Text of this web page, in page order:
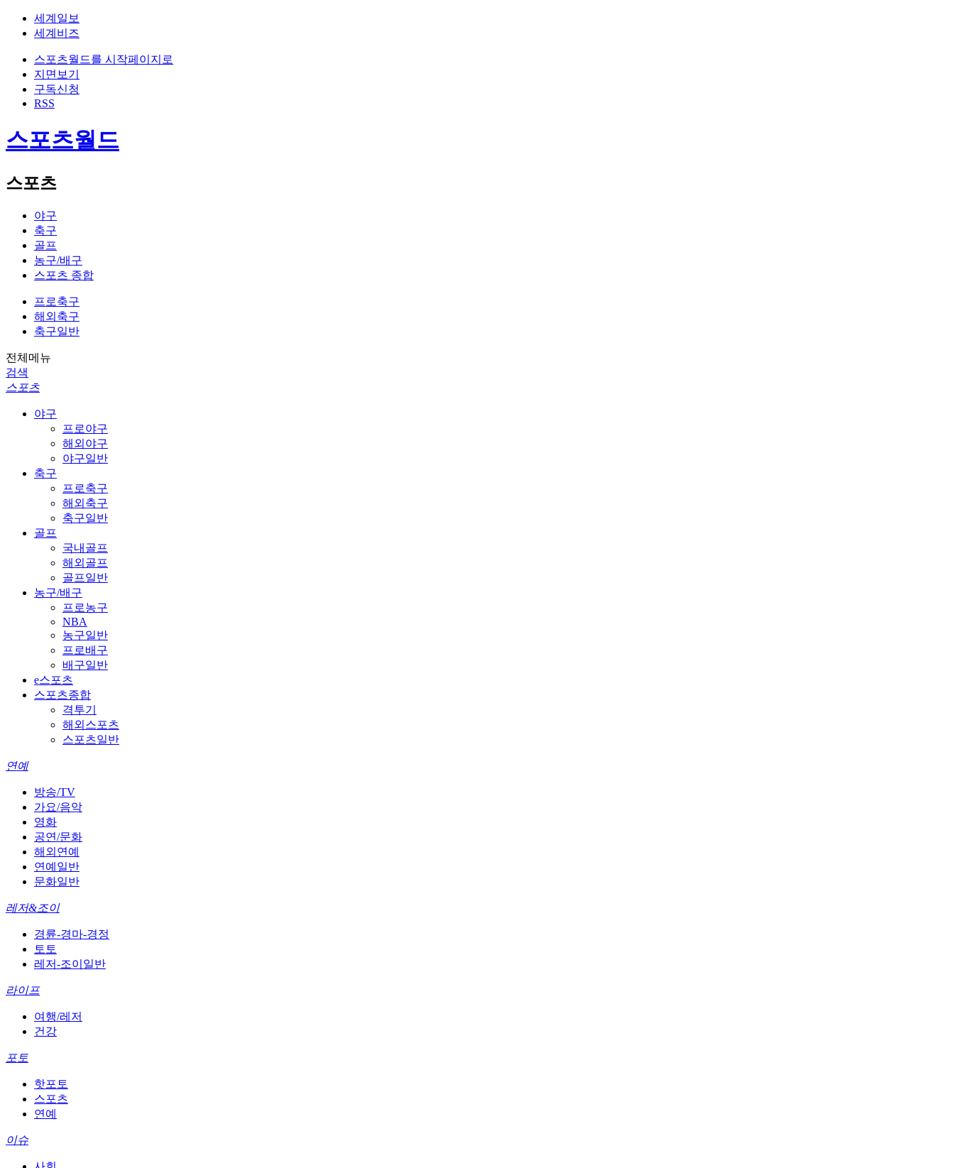
세계일보
세계비즈
스포츠월드를 시작페이지로
지면보기
구독신청
RSS
스포츠월드
스포츠
야구
축구
골프
농구/배구
스포츠 종합
프로축구
해외축구
축구일반
전체메뉴
검색
스포츠
야구
프로야구
해외야구
야구일반
축구
프로축구
해외축구
축구일반
골프
국내골프
해외골프
골프일반
농구/배구
프로농구
NBA
농구일반
프로배구
배구일반
e스포츠
스포츠종합
격투기
해외스포츠
스포츠일반
연예
방송/TV
가요/음악
영화
공연/문화
해외연예
연예일반
문화일반
레저&조이
경륜-경마-경정
토토
레저-조이일반
라이프
여행/레저
건강
포토
핫포토
스포츠
연예
이슈